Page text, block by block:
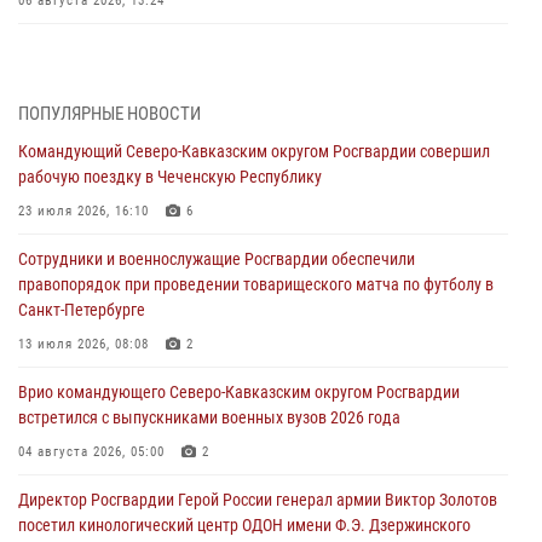
06 августа 2026, 12:35 1
Росгвардейцы провели выставку вооружения для участников сбора
«Гвардеец» в Пензе (видео)
06 августа 2026, 12:00
В Курске росгвардейцы приняли участие в митинге, посвященном
второй годовщине вторжения ВСУ на территорию области
06 августа 2026, 11:56
угрожавшего подростку травматическим пистолетом
06 августа 2026, 11:33
крупная нарколаборатория
ПОПУЛЯРНЫЕ НОВОСТИ
Командующий Северо-Кавказским округом Росгвардии совершил
рабочую поездку в Чеченскую Республику
23 июля 2026, 16:10 6
Сотрудники и военнослужащие Росгвардии обеспечили
правопорядок при проведении товарищеского матча по футболу в
Санкт-Петербурге
13 июля 2026, 08:08 2
Врио командующего Северо-Кавказским округом Росгвардии
встретился с выпускниками военных вузов 2026 года
04 августа 2026, 05:00 2
Директор Росгвардии Герой России генерал армии Виктор Золотов
посетил кинологический центр ОДОН имени Ф.Э. Дзержинского